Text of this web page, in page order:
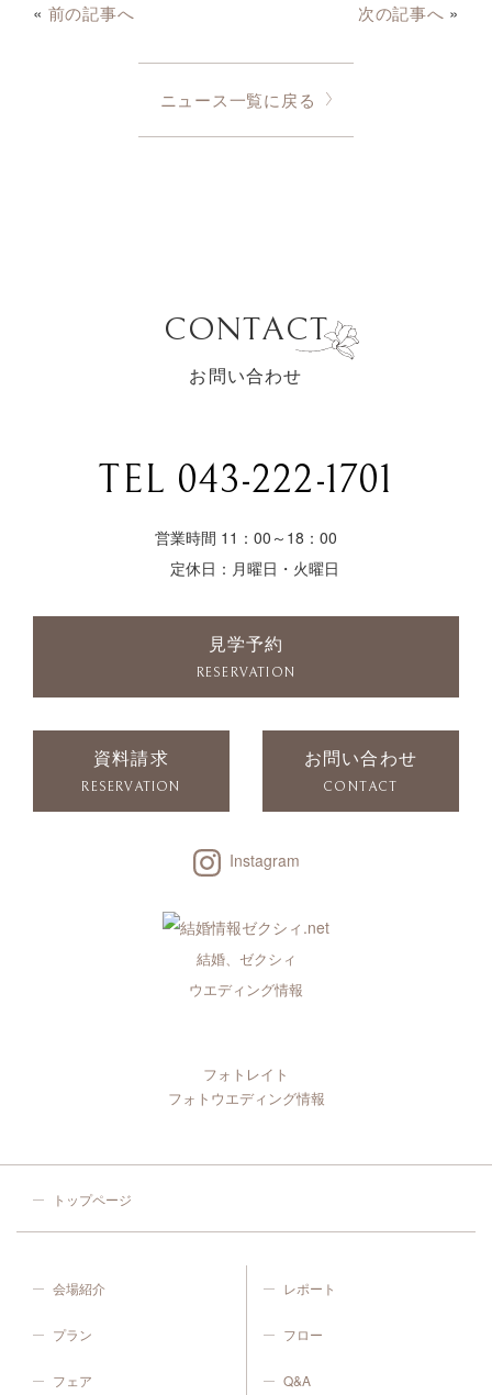
« 前の記事へ 次の記事へ »
ニュース一覧に戻る
CONTACT
お問い合わせ
TEL 043-222-1701
営業時間 11：00～18：00
定休日：月曜日・火曜日
見学予約
RESERVATION
資料請求
RESERVATION
お問い合わせ
CONTACT
Instagram
結婚、ゼクシィ
ウエディング情報
フォトレイト
フォトウエディング情報
トップページ
会場紹介
プラン
フェア
レポート
フロー
Q&A